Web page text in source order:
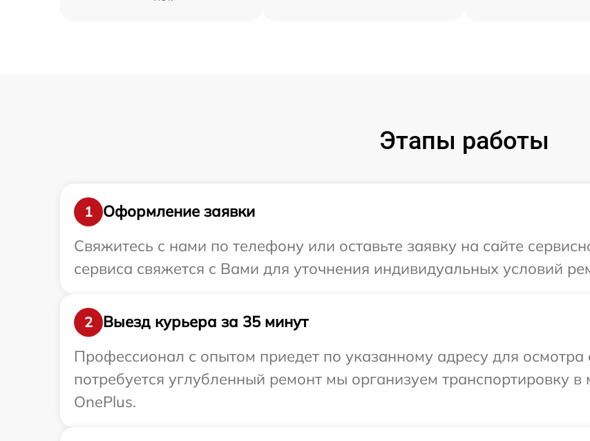
Этапы работы
1
Оформление заявки
Свяжитесь с нами по телефону или оставьте заявку на сайте
сервиса свяжется с Вами для уточнения индивидуальных условий
2
Выезд курьера за 35 минут
Профессионал с опытом приедет по указанному адресу для осмотра
потребуется углубленный ремонт мы организуем транспортировку
OnePlus.